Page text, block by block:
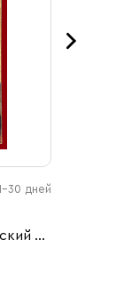
30 дней
и